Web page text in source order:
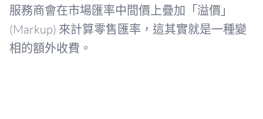
服務商會在市場匯率中間價上疊加「溢價」
(Markup) 來計算零售匯率，這其實就是一種變
相的額外收費。